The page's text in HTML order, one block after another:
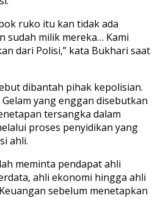
ruko itu kan tidak ada
sudah milik mereka… Kami
dari Polisi,” kata Bukhari saat
dibantah pihak kepolisian.
yang enggan disebutkan
tersangka dalam
proses penyidikan yang
ahli.
meminta pendapat ahli
ahli ekonomi hingga ahli
sebelum menetapkan